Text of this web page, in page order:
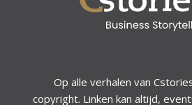
Op alle verhalen van
copyright. Linken kan altijd,